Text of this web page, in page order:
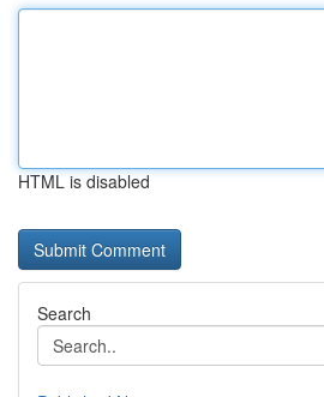
HTML is disabled
Search